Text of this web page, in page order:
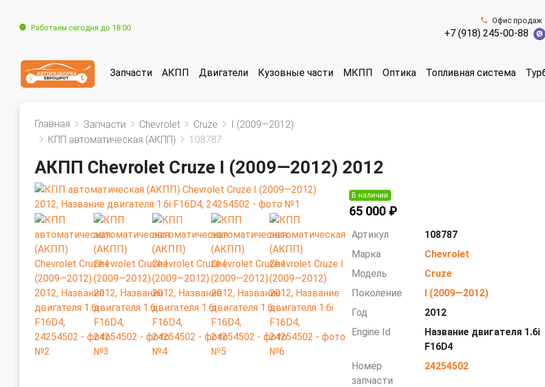
Работаем сегодня до 18:00
Офис продаж
+7 (918) 245-00-88
Запчасти АКПП Двигатели Кузовные части МКПП Оптика Топливная система
Главная Запчасти Chevrolet Cruze
I (2009—2012)
КПП автоматическая (АКПП)
108787
АКПП Chevrolet Cruze I (2009—2012) 2012
В наличии
65 000 ₽
Артикул
108787
Марка
Chevrolet
Модель
Cruze
Поколение
I (2009—2012)
Год
2012
Engine Id
Название двигателя 1.6i
F16D4
Номер
запчасти
24254502